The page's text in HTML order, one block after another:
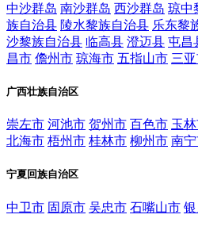
中沙群岛 南沙群岛 西沙群岛 琼中
族自治县 陵水黎族自治县 乐东黎
沙黎族自治县 临高县 澄迈县 屯昌
昌市 儋州市 琼海市 五指山市 三
广西壮族自治区
崇左市 河池市 贺州市 百色市 玉
北海市 梧州市 桂林市 柳州市 南
宁夏回族自治区
中卫市 固原市 吴忠市 石嘴山市